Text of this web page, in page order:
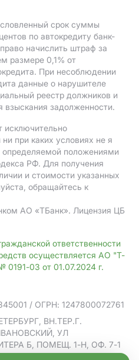
срок суммы
по автокредиту банк-
начислить штраф за
размере 0,1% от
При несоблюдении
данные о нарушителе
реестр должников и
взыскания задолженности.
исключительно
при каких условиях не я
определяемой положениями
РФ. Для получения
и стоимости указанных
обращайтесь к
АO «ТБанк». Лицензия ЦБ
ответственности
осуществляется АО "Т-
03 от 01.07.2024 г.
/ ОГРН: 1247800072761
ВН.ТЕР.Г.
УЛ
Б, ПОМЕЩ. 1-Н, ОФ. 7-1